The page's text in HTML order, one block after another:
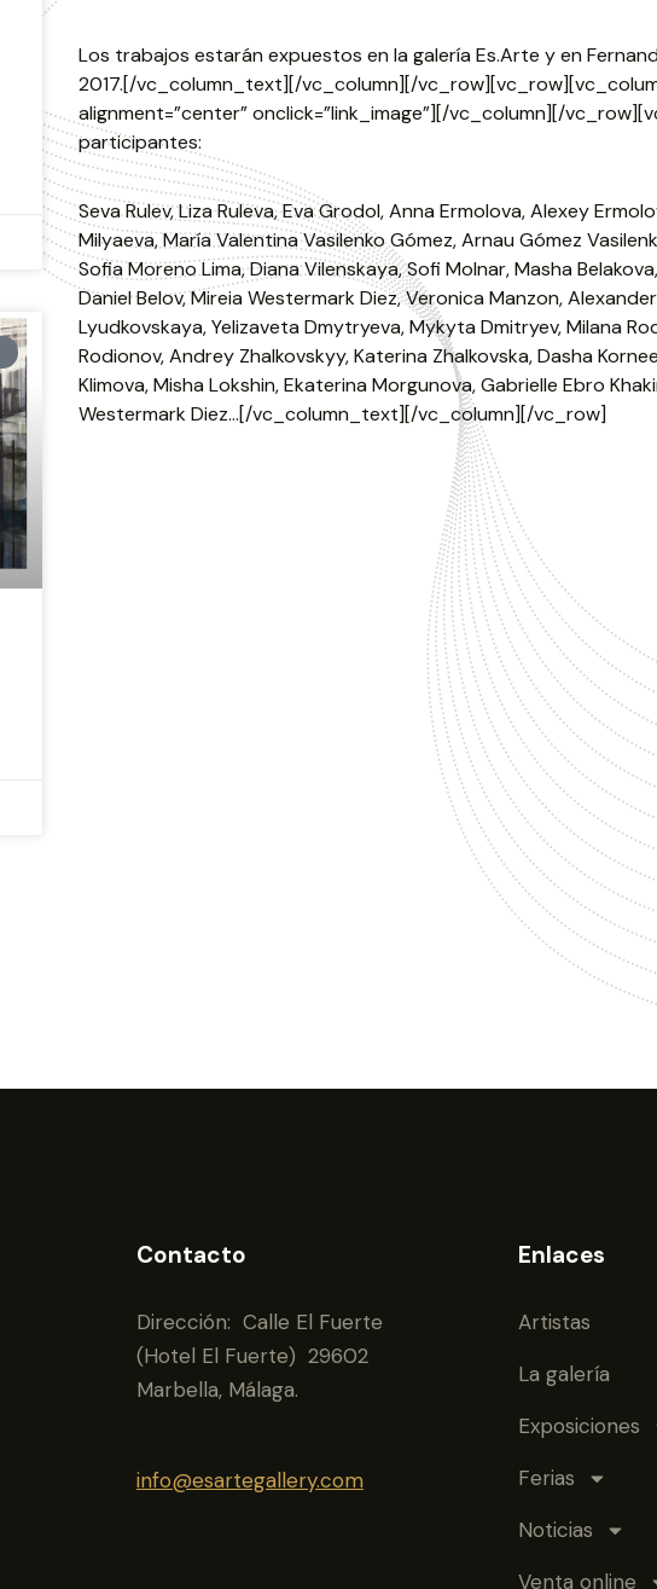
Los trabajos estarán expuestos en la galería Es.Arte y en
2017.[/vc_column_text][/vc_column][/
alignment=”center” onclick=”link_image”][/vc_column][/
participantes:
Seva Rulev, Liza Ruleva, Eva Grodol, Anna Ermolova, Alexey
Milyaeva, María Valentina Vasilenko Gómez, Arnau Gómez
Sofia Moreno Lima, Diana Vilenskaya, Sofi Molnar, Masha
Daniel Belov, Mireia Westermark Diez, Veronica Manzon,
Lyudkovskaya, Yelizaveta Dmytryeva, Mykyta Dmitryev, Milana
Rodionov, Andrey Zhalkovskyy, Katerina Zhalkovska, Dasha
Klimova, Misha Lokshin, Ekaterina Morgunova, Gabrielle Ebro
Westermark Diez…[/vc_column_text][/vc_column][/vc_row]
Contacto
Dirección: Calle El Fuerte
(Hotel El Fuerte) 29602
Marbella, Málaga.
info@esartegallery.com
Enlaces
Artistas
La galería
Exposiciones
Ferias
Noticias
Venta online